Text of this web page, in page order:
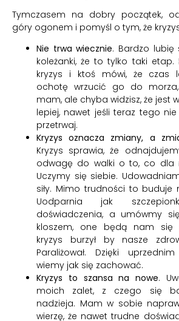
Tymczasem na dobry początek,
góry ogonem i pomyśl o tym, że
Nie trwa wiecznie. Bardzo lubię
koleżanki, że to tylko taki etap.
kryzys i ktoś mówi, że czas
ochotę wrzucić go do
mam, ale chyba widzisz, że jest
lepiej, nawet jeśli teraz tego
przetrwaj.
Kryzys oznacza zmiany, a
Kryzys sprawia, że
odwagę do walki o to, co dla
Uczymy się siebie.
siły. Mimo trudności to buduje
Uodparnia jak
doświadczenia, a umówmy
kloszem, one będą nam się
kryzys burzył by nasze
Paraliżował. Dzięki
wiemy jak się zachować.
Kryzys to szansa na nowe.
moich zalet, z czego się
nadzieja. Mam w sobie
wierzę, że nawet trudne